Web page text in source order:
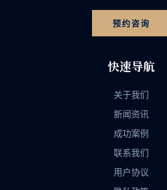
预约咨询
快速导航
关于我们
新闻资讯
成功案例
联系我们
用户协议